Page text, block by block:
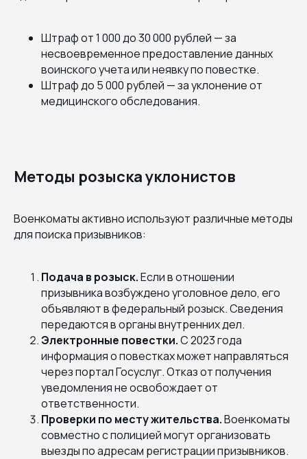
Штраф от 1 000 до 30 000 рублей — за
несвоевременное предоставление данных
воинского учета или неявку по повестке.
Штраф до 5 000 рублей — за уклонение от
медицинского обследования.
Методы розыска уклонистов
Военкоматы активно используют различные методы
для поиска призывников:
Подача в розыск.Если в отношении
призывника возбуждено уголовное дело, его
объявляют в федеральный розыск. Сведения
передаются в органы внутренних дел.
Электронные повестки.С 2023 года
информация о повестках может направляться
через портал Госуслуг. Отказ от получения
уведомления не освобождает от
ответственности.
Проверки по месту жительства.Военкоматы
совместно с полицией могут организовать
выезды по адресам регистрации призывников.